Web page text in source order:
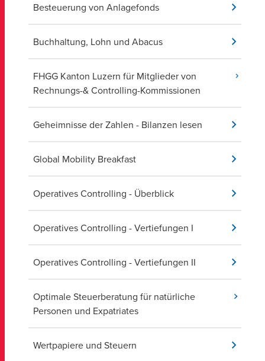
Besteuerung von Anlagefonds
Buchhaltung, Lohn und Abacus
FHGG Kanton Luzern für Mitglieder von
Rechnungs-& Controlling-Kommissionen
Geheimnisse der Zahlen - Bilanzen lesen
Global Mobility Breakfast
Operatives Controlling - Überblick
Operatives Controlling - Vertiefungen I
Operatives Controlling - Vertiefungen II
Optimale Steuerberatung für natürliche
Personen und Expatriates
Wertpapiere und Steuern